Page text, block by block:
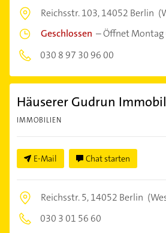
Reichsstr. 103,14052 Berlin
Geschlossen –Öffnet Montag
030 8 97 30 96 00
Häuserer Gudrun
IMMOBILIEN
E-Mail Chat starten
Reichsstr. 5,14052 Berlin
030 3 01 56 60